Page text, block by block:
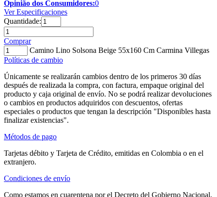
Opinião dos Consumidores:0
Ver Especificaciones
Quantidade:
Comprar
Camino Lino Solsona Beige 55x160 Cm Carmina Villegas
Políticas de cambio
Únicamente se realizarán cambios dentro de los primeros 30 días
después de realizada la compra, con factura, empaque original del
producto y caja original de envío. No se podrá realizar devoluciones
o cambios en productos adquiridos con descuentos, ofertas
especiales o productos que tengan la descripción "Disponibles hasta
finalizar existencias".
Métodos de pago
Tarjetas débito y Tarjeta de Crédito, emitidas en Colombia o en el
extranjero.
Condiciones de envío
Como estamos en cuarentena por el Decreto del Gobierno Nacional,